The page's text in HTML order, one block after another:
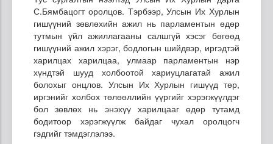
С.Бямбацогт оролцов. Тэрбээр, Улсын Их Хурлын
гишүүний зөвлөхийн ажил нь парламентын өдөр
тутмын үйл ажиллагааны салшгүй хэсэг бөгөөд
гишүүний ажил хэрэг, бодлогын шийдвэр, иргэдтэй
харилцах харилцаа, улмаар парламентын нэр
хүндтэй шууд холбоотой хариуцлагатай ажил
болохыг онцлов. Улсын Их Хурлын гишүүд төр,
иргэнийг холбох төлөөллийн үүргийг хэрэгжүүлдэг
бол зөвлөх нь энэхүү харилцааг өдөр тутамд
бодитоор хэрэгжүүлж байдаг чухал оролцогч
гэдгийг тэмдэглэлээ.